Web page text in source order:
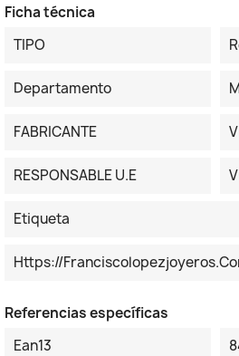
Ficha técnica
TIPO
Departamento
FABRICANTE
RESPONSABLE U.E
Etiqueta
Https://
Referencias específicas
Ean13